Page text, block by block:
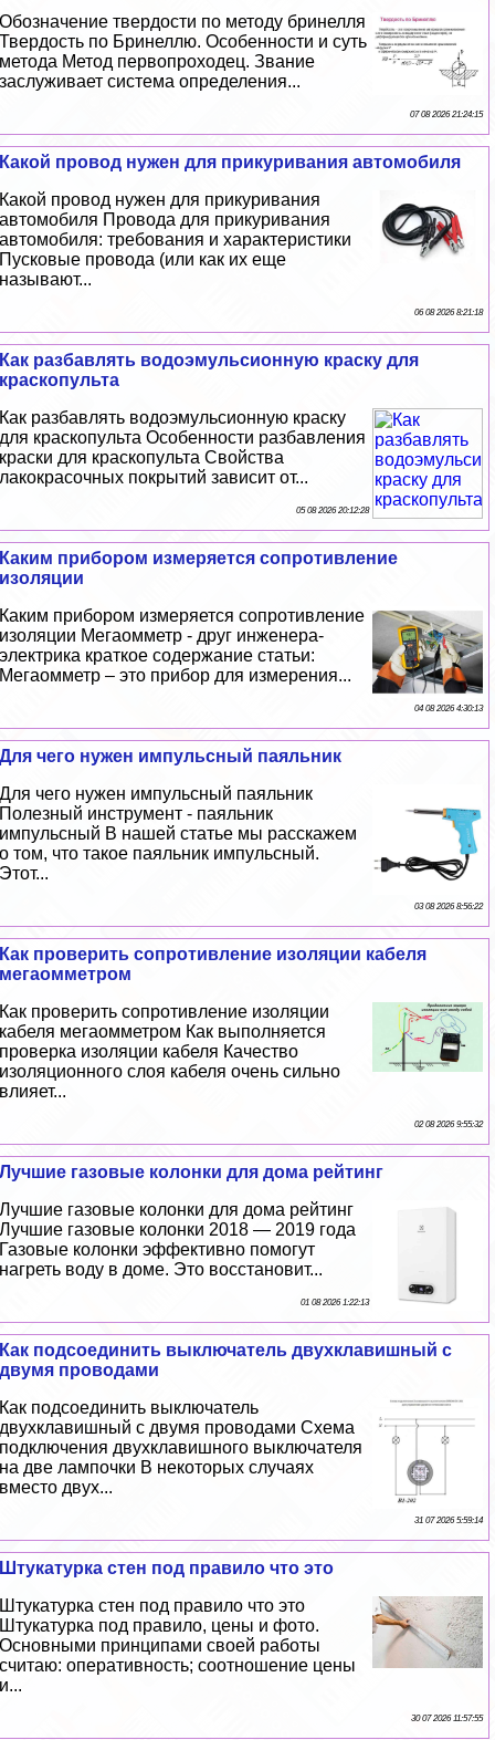
Обозначение твердости по методу бринелля
Твердость по Бринеллю. Особенности и суть
метода Метод первопроходец. Звание
заслуживает система определения...
07 08 2026 21:24:15
Какой провод нужен для прикуривания автомобиля
Какой провод нужен для прикуривания
автомобиля Провода для прикуривания
автомобиля: требования и хаpaктеристики
Пусковые провода (или как их еще
называют...
06 08 2026 8:21:18
Как разбавлять водоэмульсионную краску для
краскопульта
Как разбавлять водоэмульсионную краску
для краскопульта Особенности разбавления
краски для краскопульта Свойства
лакокрасочных покрытий зависит от...
05 08 2026 20:12:28
Каким прибором измеряется сопротивление
изоляции
Каким прибором измеряется сопротивление
изоляции Мегаомметр - друг инженера-
электрика краткое содержание статьи:
Мегаомметр – это прибор для измерения...
04 08 2026 4:30:13
Для чего нужен импульсный паяльник
Для чего нужен импульсный паяльник
Полезный инструмент - паяльник
импульсный В нашей статье мы расскажем
о том, что такое паяльник импульсный.
Этот...
03 08 2026 8:56:22
Как проверить сопротивление изоляции кабеля
мегаомметром
Как проверить сопротивление изоляции
кабеля мегаомметром Как выполняется
проверка изоляции кабеля Качество
изоляционного слоя кабеля очень сильно
влияет...
02 08 2026 9:55:32
Лучшие газовые колонки для дома рейтинг
Лучшие газовые колонки для дома рейтинг
Лучшие газовые колонки 2018 — 2019 года
Газовые колонки эффективно помогут
нагреть воду в доме. Это восстановит...
01 08 2026 1:22:13
Как подсоединить выключатель двухклавишный с
двумя проводами
Как подсоединить выключатель
двухклавишный с двумя проводами Схема
подключения двухклавишного выключателя
на две лампочки В некоторых случаях
вместо двух...
31 07 2026 5:59:14
Штукатурка стен под правило что это
Штукатурка стен под правило что это
Штукатурка под правило, цены и фото.
Основными принципами своей работы
считаю: оперативность; соотношение цены
и...
30 07 2026 11:57:55